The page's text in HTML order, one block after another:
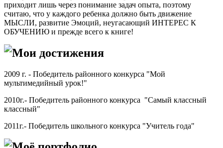
приходит лишь через понимание задач опыта, поэтому
считаю, что у каждого ребенка должно быть движение
МЫСЛИ, развитие Эмоций, неугасающий ИНТЕРЕС К
ОБУЧЕНИЮ и прежде всего к книге!
Мои достижения
2009 г. - Победитель районного конкурса "Мой
мультимедийный урок!"
2010г.- Победитель районного конкурса "Самый классный
классный"
2011г.- Победитель школьного конкурса "Учитель года"